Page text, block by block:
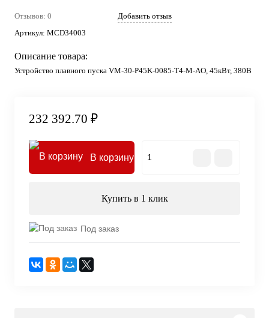
Отзывов: 0
Добавить отзыв
Артикул: MCD34003
Описание товара:
Устройство плавного пуска VM-30-P45K-0085-T4-M-AO, 45кВт, 380В
232 392.70 ₽
В корзину
Купить в 1 клик
Под заказ